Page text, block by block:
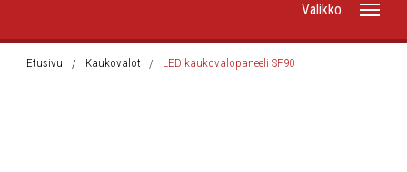
Valikko
Etusivu
Etusivu Kaukovalot LED kaukovalopaneeli SF90